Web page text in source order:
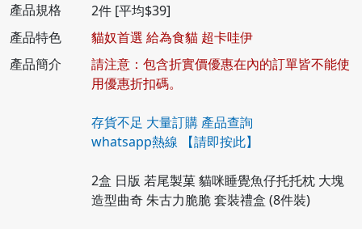
產品規格
2件 [平均$39]
產品特色
貓奴首選 給為食貓 超卡哇伊
產品簡介
請注意：包含折實價優惠在內的訂單皆不能使
用優惠折扣碼。
存貨不足 大量訂購 產品查詢
whatsapp熱線
【請即按此】
2盒 日版 若尾製菓 貓咪睡覺魚仔托托枕 大塊
造型曲奇 朱古力脆脆 套裝禮盒 (8件裝)